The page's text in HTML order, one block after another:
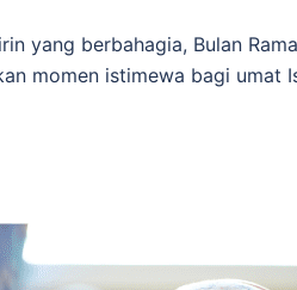
yang berbahagia, Bulan
momen istimewa bagi umat